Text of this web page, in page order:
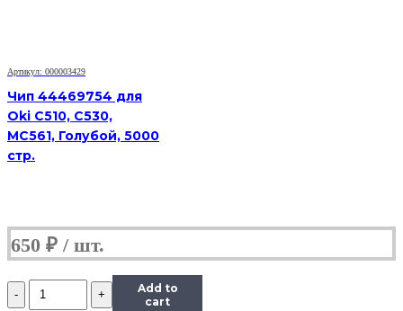
Артикул: 000003429
Чип 44469754 для
Oki C510, C530,
MC561, Голубой, 5000
стр.
650 ₽
Количество
Чип
Add to
cart